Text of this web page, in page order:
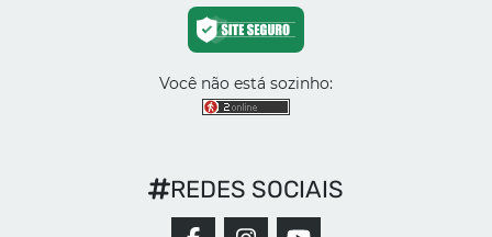
Você não está sozinho:
REDES SOCIAIS